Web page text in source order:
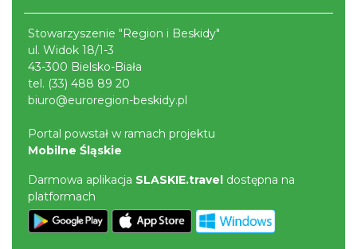
będzie czekał kinowy poczęstunek. Gminny Ośrodek Kultury w
Istebnej 11 sierpnia (wtorek) godz. 18.00 Wstęp wolny! Obowiązują
zapisy pod numerem telefonu: 791 452 222. Liczba miejsc jest
ograniczona, dlatego zachęcamy do wcześniejszych zapisów.
Stowarzyszenie "Region i Beskidy"
ul. Widok 18/1-3
43-300 Bielsko-Biała
tel. (33) 488 89 20
biuro@euroregion-beskidy.pl
Portal powstał w ramach projektu
Mobilne Śląskie
Darmowa aplikacja SLASKIE.travel dostępna na
platformach